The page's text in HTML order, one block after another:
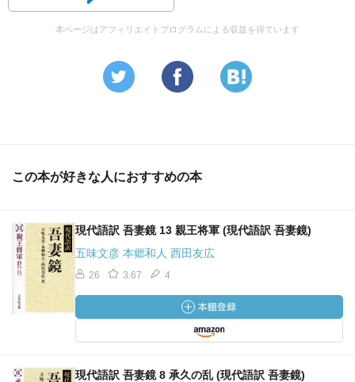
本ページはアフィリエイトプログラムによる収益を得ています
この本が好きな人におすすめの本
現代語訳 吾妻鏡 13 親王将軍 (現代語訳 吾妻鏡)
五味文彦 本郷和人 西田友広
26 3.67 4
現代語訳 吾妻鏡 8 承久の乱 (現代語訳 吾妻鏡)